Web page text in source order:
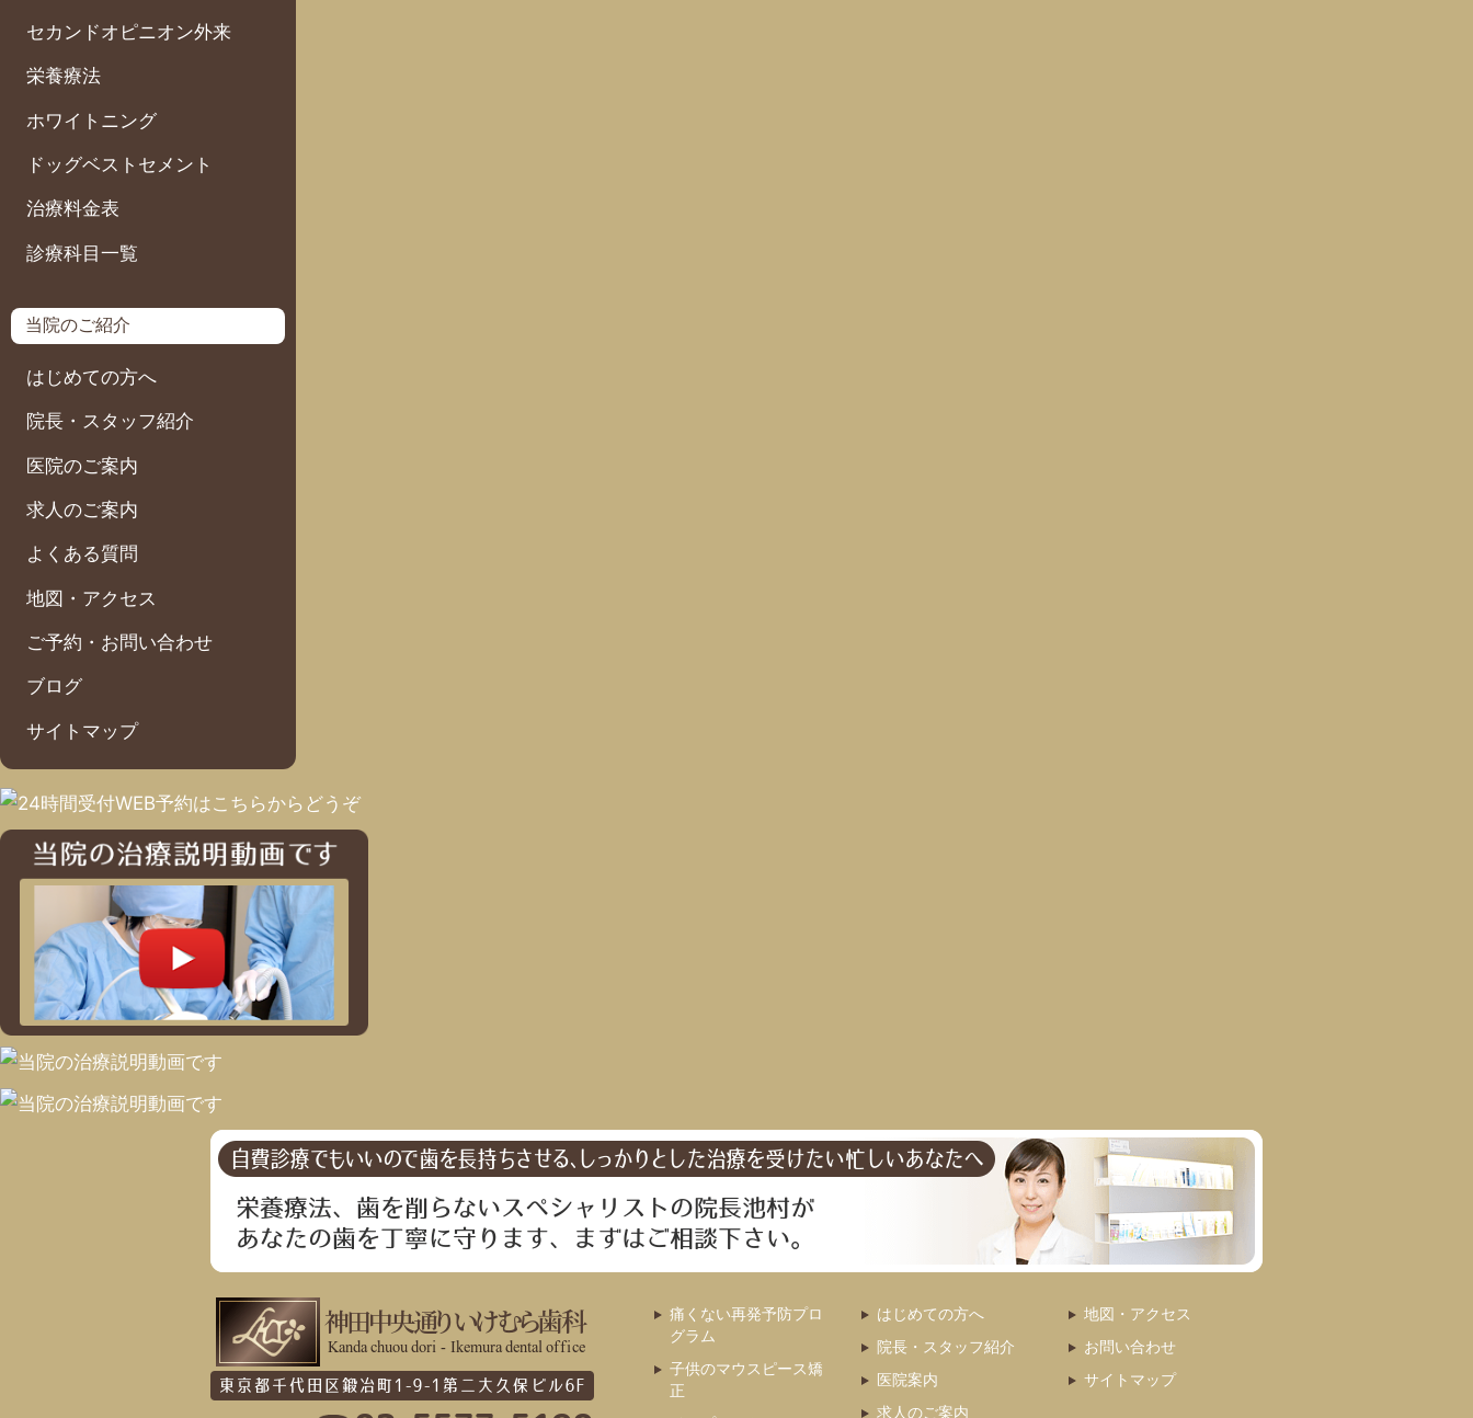
セカンドオピニオン外来
栄養療法
ホワイトニング
ドッグベストセメント
治療料金表
診療科目一覧
当院のご紹介
はじめての方へ
院長・スタッフ紹介
医院のご案内
求人のご案内
よくある質問
地図・アクセス
ご予約・お問い合わせ
ブログ
サイトマップ
痛くない再発予防プロ
グラム
子供のマウスピース矯
正
はじめての方へ
院長・スタッフ紹介
医院案内
求人のご案内
地図・アクセス
お問い合わせ
サイトマップ